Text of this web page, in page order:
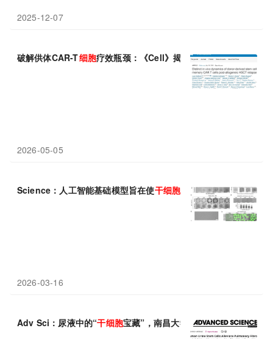
2025-12-07
破解供体CAR-T细胞疗效瓶颈：《Cell》揭示干细胞记忆T细胞是
2026-05-05
Science：人工智能基础模型旨在使干细胞 治疗更可预测
2026-03-16
Adv Sci：尿液中的“干细胞宝藏”，南昌大学邓柯玉/辛洪波发现人